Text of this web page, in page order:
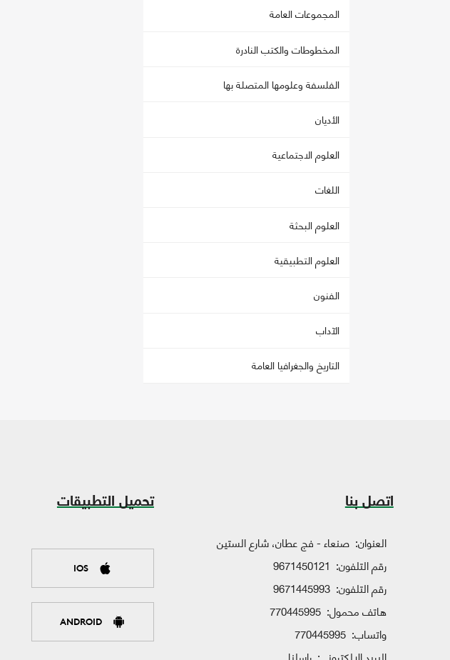
المجموعات العامة
المخطوطات والكتب النادرة
الفلسفة وعلومها المتصلة بها
الأديان
العلوم الاجتماعية
اللغات
العلوم البحثة
العلوم التطبيقية
الفنون
الآداب
التاريخ والجغرافيا العامة
اتصل بنا
العنوان: صنعاء - فج عطان، شارع الستين
رقم التلفون: 9671450121
رقم التلفون: 9671445993
هاتف محمول: 770445995
واتساب: 770445995
تحميل التطبيقات
IOS
ANDROID